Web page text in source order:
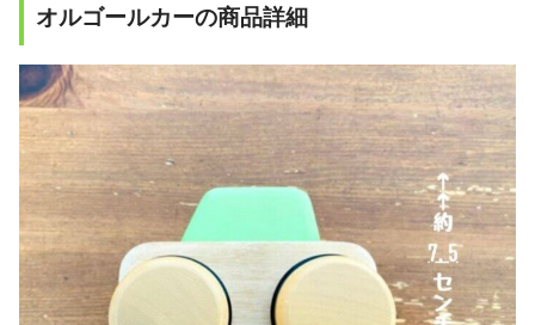
オルゴールカーの商品詳細